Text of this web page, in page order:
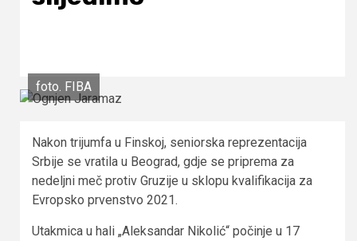
foto. FIBA
Nakon trijumfa u Finskoj, seniorska reprezentacija
Srbije se vratila u Beograd, gdje se priprema za
nedeljni meč protiv Gruzije u sklopu kvalifikacija za
Evropsko prvenstvo 2021.
Utakmica u hali „Aleksandar Nikolić“ počinje u 17